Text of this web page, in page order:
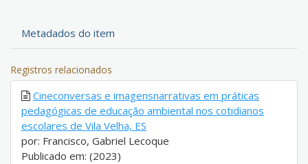
Metadados do item
Registros relacionados
Cineconversas e imagensnarrativas em práticas
pedagógicas de educação ambiental nos cotidianos
escolares de Vila Velha, ES
por: Francisco, Gabriel Lecoque
Publicado em: (2023)